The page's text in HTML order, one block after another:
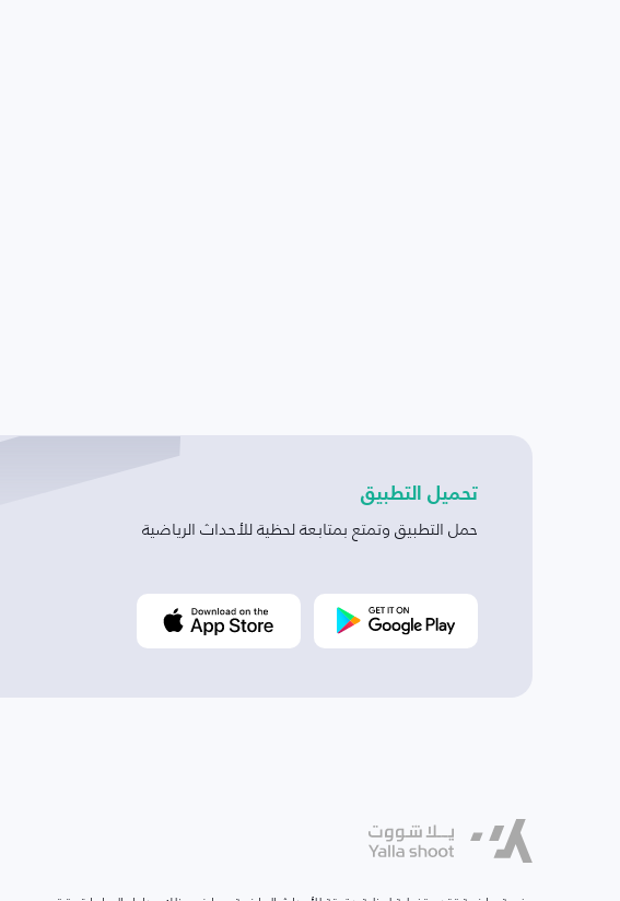
تحميل التطبيق
حمل التطبيق وتمتع بمتابعة لحظية للأحداث الرياضية